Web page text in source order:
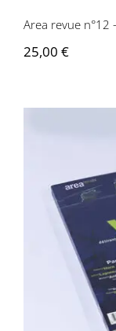
Area revue n°12
25,00 €
Area